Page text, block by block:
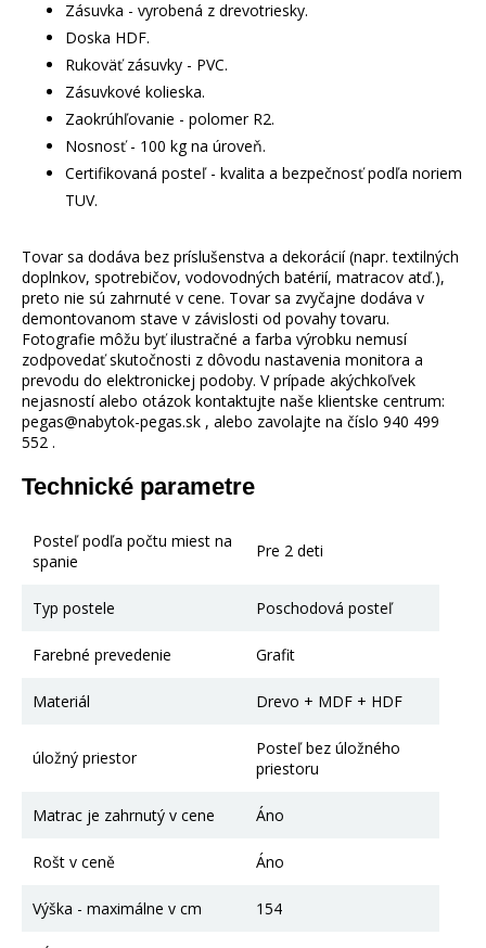
Zásuvka - vyrobená z drevotriesky.
Doska HDF.
Rukoväť zásuvky - PVC.
Zásuvkové kolieska.
Zaokrúhľovanie - polomer R2.
Nosnosť - 100 kg na úroveň.
Certifikovaná posteľ - kvalita a bezpečnosť podľa noriem
TUV.
Tovar sa dodáva bez príslušenstva a dekorácií (napr. textilných
doplnkov, spotrebičov, vodovodných batérií, matracov atď.),
preto nie sú zahrnuté v cene. Tovar sa zvyčajne dodáva v
demontovanom stave v závislosti od povahy tovaru.
Fotografie môžu byť ilustračné a farba výrobku nemusí
zodpovedať skutočnosti z dôvodu nastavenia monitora a
prevodu do elektronickej podoby. V prípade akýchkoľvek
nejasností alebo otázok kontaktujte naše klientske centrum:
pegas@nabytok-pegas.sk , alebo zavolajte na číslo 940 499
552 .
Technické parametre
Posteľ podľa počtu miest na
spanie
Pre 2 deti
Typ postele Poschodová posteľ
Farebné prevedenie Grafit
Materiál Drevo + MDF + HDF
úložný priestor
Posteľ bez úložného
priestoru
Matrac je zahrnutý v cene Áno
Rošt v ceně Áno
Výška - maximálne v cm 154